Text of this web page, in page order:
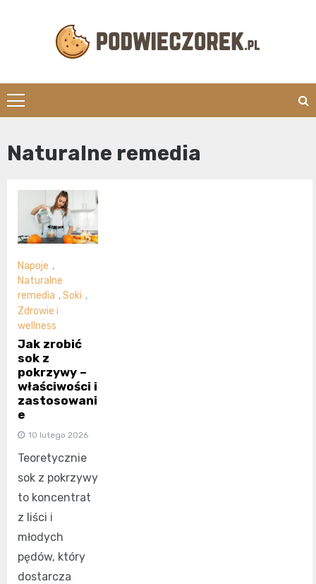
Naturalne remedia
Napoje ,
Naturalne
remedia ,Soki ,
Zdrowie i
wellness
Jak zrobić
sok z
pokrzywy –
właściwości i
zastosowani
e
10 lutego 2026
Teoretycznie
sok z pokrzywy
to koncentrat
z liści i
młodych
pędów, który
dostarcza